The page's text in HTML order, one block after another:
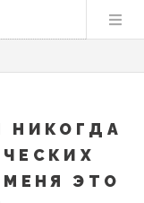
НИКОГДА
ЭТО